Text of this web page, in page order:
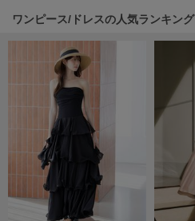
le coq sportif
LeSportsac
レスポートサック
リリーブラウン
LILY BROWN Lingerie
リリーブラウンランジェリー
LITTLE UNION TOKYO
リトルユニオン トウキョウ
ワンピース/ドレスの人気ランキング